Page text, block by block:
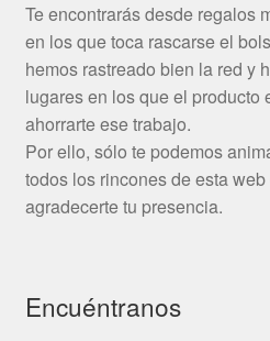
Te encontrarás desde regalos
en los que toca rascarse el
hemos rastreado bien la red y
lugares en los que el producto
ahorrarte ese trabajo.
Por ello, sólo te podemos
todos los rincones de esta
agradecerte tu presencia.
Encuéntranos